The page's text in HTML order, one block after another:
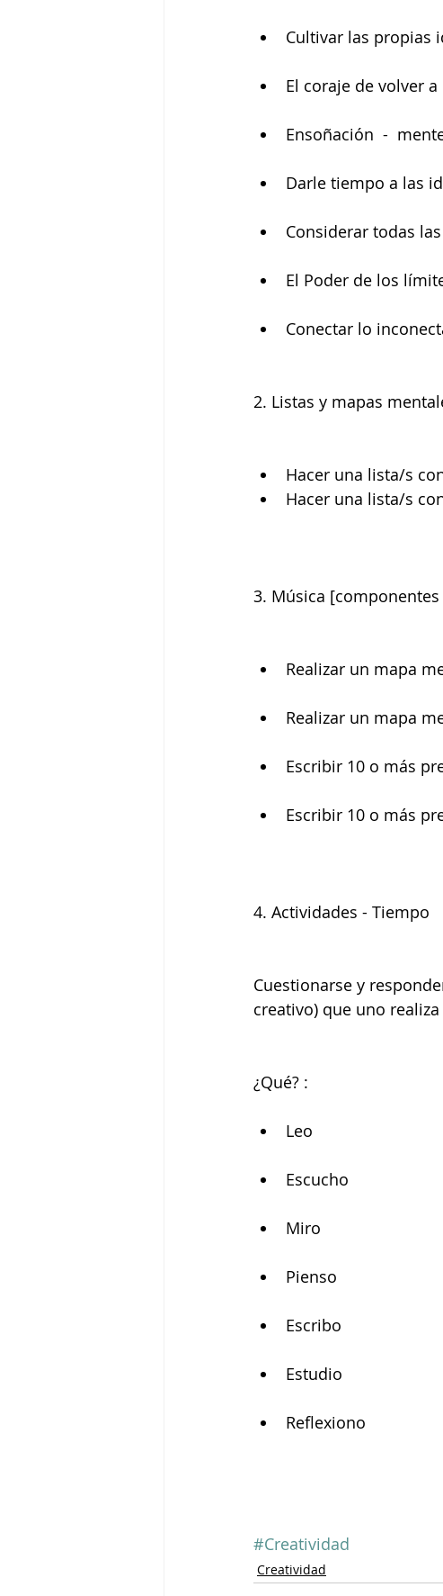
Cultivar las propias
El coraje de volver
Ensoñación  -
Darle tiempo a las
Considerar todas
El Poder de los
Conectar lo
2. Listas y mapas
Hacer una lista/s
Hacer una lista/s
3. Música
Realizar un mapa
Realizar un mapa
Escribir 10 o más
Escribir 10 o más
4. Actividades - Tiempo
Cuestionarse y
creativo) que uno
¿Qué? :
Leo
Escucho
Miro
Pienso
Escribo
Estudio
Reflexiono
#Creatividad
Creatividad